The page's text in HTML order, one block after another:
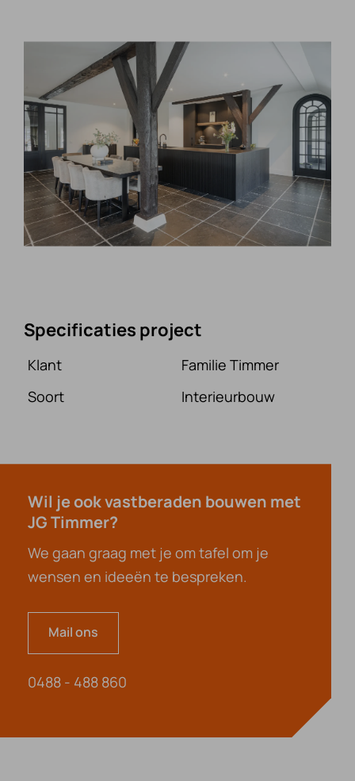
Specificaties project
Klant
Familie Timmer
Soort
Interieurbouw
Wil je ook vastberaden bouwen met
JG Timmer?
We gaan graag met je om tafel om je
wensen en ideeën te bespreken.
Mail ons
0488 - 488 860